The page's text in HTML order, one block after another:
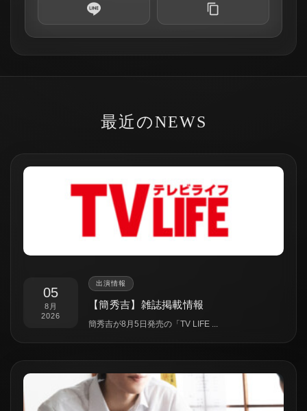
最近のNEWS
05
8月
2026
出演情報
【簡秀吉】雑誌掲載情報
簡秀吉が8月5日発売の「TV LIFE ...